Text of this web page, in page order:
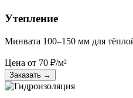
Утепление
Минвата 100–150 мм для
Цена от 70 ₽/м²
Заказать →